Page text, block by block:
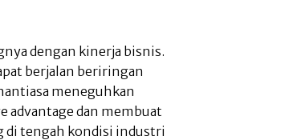
dengan kinerja bisnis.
berjalan beriringan
meneguhkan
dan membuat
di tengah kondisi industri